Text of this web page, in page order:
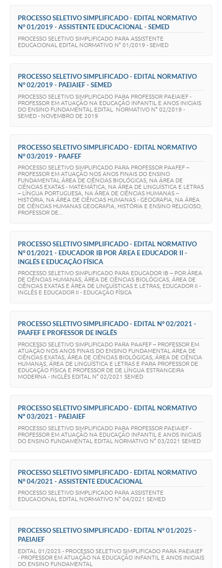
PROCESSO SELETIVO SIMPLIFICADO - EDITAL NORMATIVO
N° 01/2019 - ASSISTENTE EDUCACIONAL - SEMED
PROCESSO SELETIVO SIMPLIFICADO PARA ASSISTENTE
EDUCACIONAL EDITAL NORMATIVO N° 01/2019 - SEMED
PROCESSO SELETIVO SIMPLIFICADO - EDITAL NORMATIVO
N° 02/2019 - PAEIAIEF - SEMED
PROCESSO SELETIVO SIMPLIFICADO PARA PROFESSOR PAEIAIEF -
PROFESSOR EM ATUAÇÃO NA EDUCAÇÃO INFANTIL E ANOS INICIAIS
DO ENSINO FUNDAMENTAL EDITAL NORMATIVO N° 02/2019 -
SEMED - NOVEMBRO DE 2019
PROCESSO SELETIVO SIMPLIFICADO - EDITAL NORMATIVO
N° 03/2019 - PAAFEF
PROCESSO SELETIVO SIMPLIFICADO PARA PROFESSOR PAAFEF –
PROFESSOR EM ATUAÇÃO NOS ANOS FINAIS DO ENSINO
FUNDAMENTAL ÁREA DE CIÊNCIAS BIOLÓGICAS, NA ÁREA DE
CIÊNCIAS EXATAS - MATEMÁTICA, NA ÁREA DE LINGUÍSTICA E LETRAS
– LÍNGUA PORTUGUESA, NA ÁREA DE CIÊNCIAS HUMANAS –
HISTÓRIA, NA ÁREA DE CIÊNCIAS HUMANAS - GEOGRAFIA, NA ÁREA
DE CIÊNCIAS HUMANAS GEOGRAFIA, HISTÓRIA E ENSINO RELIGIOSO,
PROFESSOR DE...
PROCESSO SELETIVO SIMPLIFICADO - EDITAL NORMATIVO
N° 01/2021 - EDUCADOR IB POR ÁREA E EDUCADOR II -
INGLÉS E EDUCAÇÃO FÍSICA
PROCESSO SELETIVO SIMPLIFICADO PARA EDUCADOR IB – POR ÁREA
DE CIÊNCIAS HUMANAS, ÁREA DE CIÊNCIAS BIOLÓGICAS, ÁREA DE
CIÊNCIAS EXATAS E ÁREA DE LINGUÍSTICAS E LETRAS, EDUCADOR II -
INGLÊS E EDUCADOR II - EDUCAÇÃO FÍSICA
PROCESSO SELETIVO SIMPLIFICADO - EDITAL N° 02/2021 -
PAAFEF E PROFESSOR DE INGLÊS
PROCESSO SELETIVO SIMPLIFICADO PARA PAAFEF – PROFESSOR EM
ATUAÇÃO NOS ANOS FINAIS DO ENSINO FUNDAMENTAL ÁREA DE
CIÊNCIAS EXATAS, ÁREA DE CIÊNCIAS BIOLÓGICAS, ÁREA DE CIÊNCIA
HUMANAS, ÁREA DE LINGUÍSTICA E LETRAS E PARA PROFESSOR DE
EDUCAÇÃO FÍSICA E PROFESSOR DE DE LÍNGUA ESTRANGEIRA
MODERNA - INGLÊS EDITAL N° 02/2021 SEMED
PROCESSO SELETIVO SIMPLIFICADO - EDITAL NORMATIVO
Nº 03/2021 - PAEIAIEF
PROCESSO SELETIVO SIMPLIFICADO PARA PROFESSOR PAEIAIEF -
PROFESSOR EM ATUAÇÃO NA EDUCAÇÃO INFANTIL E ANOS INICIAIS
DO ENSINO FUNDAMENTAL EDITAL NORMATIVO N° 03/2021 SEMED
PROCESSO SELETIVO SIMPLIFICADO - EDITAL NORMATIVO
N° 04/2021 - ASSISTENTE EDUCACIONAL
PROCESSO SELETIVO SIMPLIFICADO PARA ASSISTENTE
EDUCACIONAL EDITAL NORMATIVO N° 04/2021 SEMED
PROCESSO SELETIVO SIMPLIFICADO - EDITAL N° 01/2025 -
PAEIAIEF
EDITAL 01/2025 - PROCESSO SELETIVO SIMPLIFICADO PARA PAEIAIEF
- PROFESSOR EM ATUAÇÃO NA EDUCAÇÃO INFANTIL E ANOS INICIAIS
DO ENSINO FUNDAMENTAL